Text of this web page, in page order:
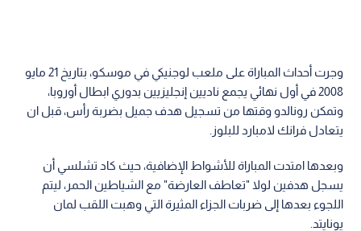
وجرت أحداث المباراة على ملعب لوجنيكي في موسكو، بتاريخ 21 مايو
2008 في أول نهائي يجمع ناديين إنجليزيين بدوري ابطال أوروبا،
وتمكن رونالدو وقتها من تسجيل هدف جميل بضربة رأس، قبل ان
يتعادل فرانك لامبارد للبلوز.
وبعدها امتدت المباراة للأشواط الإضافية، حيث كاد تشلسي أن
يسجل هدفين لولا "تعاطف العارضة" مع الشياطين الحمر، ليتم
اللجوء بعدها إلى ضربات الجزاء المثيرة التي وهبت اللقب لمان
يونايتد.